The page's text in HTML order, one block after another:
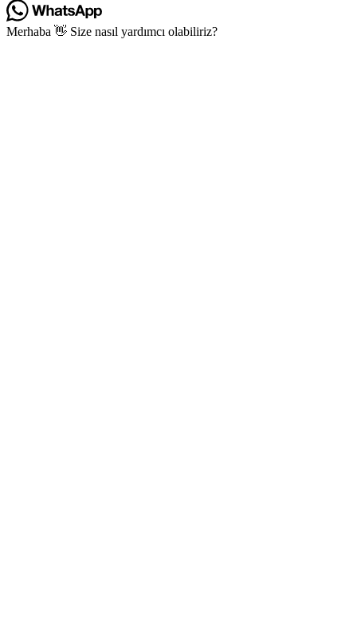
Merhaba 👋 Size nasıl yardımcı olabiliriz?